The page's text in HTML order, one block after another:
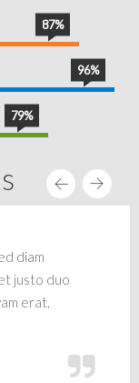
87%
96%
79%
diam
justo duo
erat,